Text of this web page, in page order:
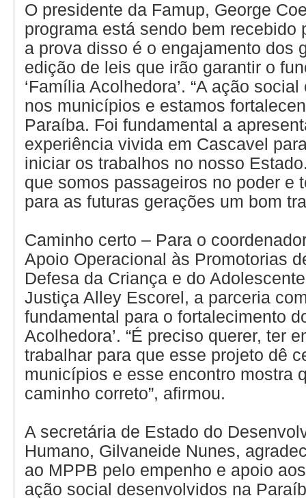
O presidente da Famup, George
programa está sendo bem recebido
a prova disso é o engajamento dos
edição de leis que irão garantir o
‘Família Acolhedora’. “A ação
nos municípios e estamos
Paraíba. Foi fundamental a
experiência vivida em Cascavel
iniciar os trabalhos no nosso
que somos passageiros no poder e
para as futuras gerações um bom
Caminho certo – Para o
Apoio Operacional às Promotorias
Defesa da Criança e do
Justiça Alley Escorel, a parceria
fundamental para o fortalecimento
Acolhedora’. “É preciso querer, ter
trabalhar para que esse projeto dê
municípios e esse encontro mostra
caminho correto”, afirmou.
A secretária de Estado do
Humano, Gilvaneide Nunes,
ao MPPB pelo empenho e apoio
ação social desenvolvidos na